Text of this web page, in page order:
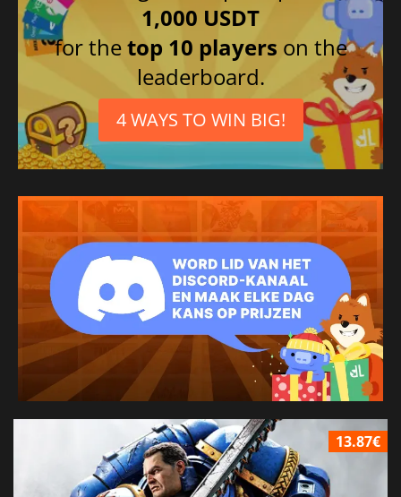
1,000 USDT
for thetop 10 players on the
leaderboard.
4 WAYS TO WIN BIG!
13.87€